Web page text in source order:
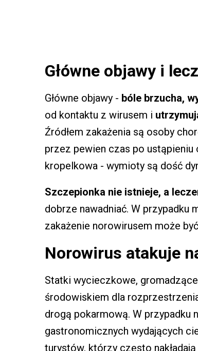
Główne objawy i
Główne objawy - bóle brzucha,
od kontaktu z wirusem i
Źródłem zakażenia są osoby
przez pewien czas po
kropelkowa - wymioty są dość
Szczepionka nie istnieje, a
dobrze nawadniać. W przypadku
zakażenie norowirusem może
Norowirus atakuje
Statki wycieczkowe,
środowiskiem dla
drogą pokarmową. W
gastronomicznych wydających
turystów, którzy często